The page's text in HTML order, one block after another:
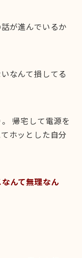
が進んでいるか
なんて損してる
帰宅して電源を
ホッとした自分
んて無理なん